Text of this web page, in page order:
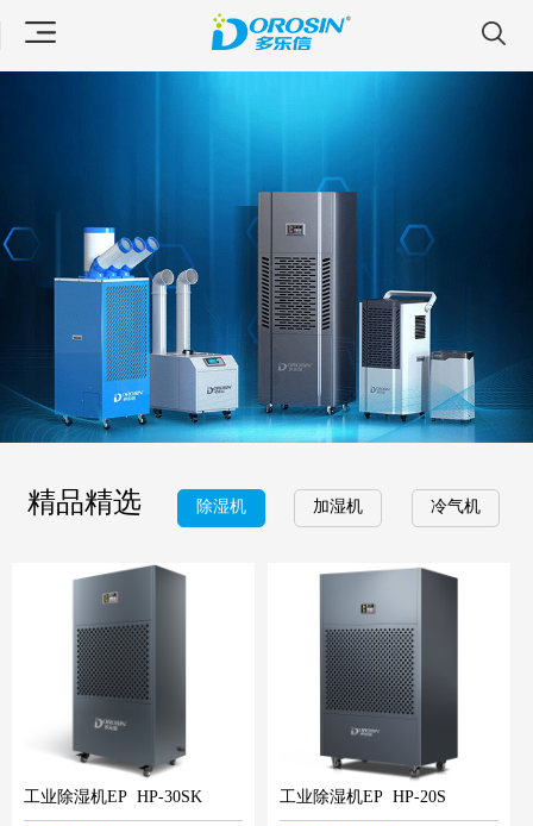
精品精选 除湿机 加湿机 冷气机
工业除湿机EP HP-30SK 工业除湿机EP HP-20S